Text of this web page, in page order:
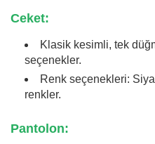
Ceket:
Klasik kesimli, tek
seçenekler.
Renk seçenekleri:
renkler.
Pantolon: